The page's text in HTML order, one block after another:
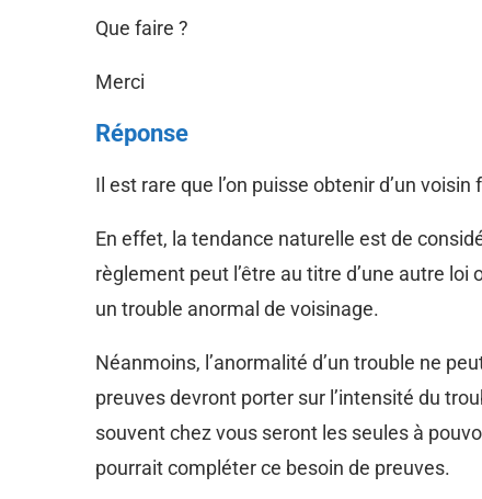
Que faire ?
Merci
Réponse
Il est rare que l’on puisse obtenir d’un
En effet, la tendance naturelle est de
règlement peut l’être au titre d’une autre
un trouble anormal de voisinage.
Néanmoins, l’anormalité d’un trouble ne
preuves devront porter sur l’intensité du
souvent chez vous seront les seules à
pourrait compléter ce besoin de preuves.